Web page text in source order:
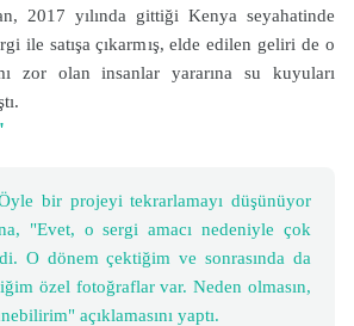
2017 yılında gittiği Kenya seyahatinde
ile satışa çıkarmış, elde edilen geliri de o
zor olan insanlar yararına su kuyuları
bir projeyi tekrarlamayı düşünüyor
"Evet, o sergi amacı nedeniyle çok
O dönem çektiğim ve sonrasında da
özel fotoğraflar var. Neden olmasın,
açıklamasını yaptı.